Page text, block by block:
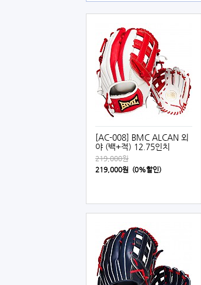
[AC-008] BMC ALCAN 외
야 (백+적) 12.75인치
219,000원
219,000원 (0%할인)